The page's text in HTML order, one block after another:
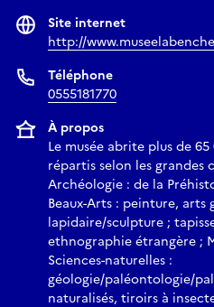
Site internet
http://
Téléphone
0555181770
À propos
Le musée abrite plus de
répartis selon les grandes
Archéologie : de la
Beaux-Arts : peinture, arts
lapidaire/sculpture ;
ethnographie étrangère ;
Sciences-naturelles :
géologie/paléontologie/
naturalisés, tiroirs à